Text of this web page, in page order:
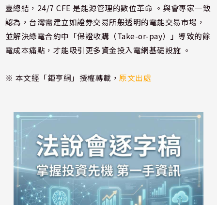
臺總結，24/7 CFE 是能源管理的數位革命 。與會專家一致
認為，台灣需建立如證券交易所般透明的電能交易市場，
並解決綠電合約中「保證收購（Take-or-pay）」導致的餘
電成本痛點，才能吸引更多資金投入電網基礎設施 。
※ 本文經「鉅亨網」授權轉載，原文出處